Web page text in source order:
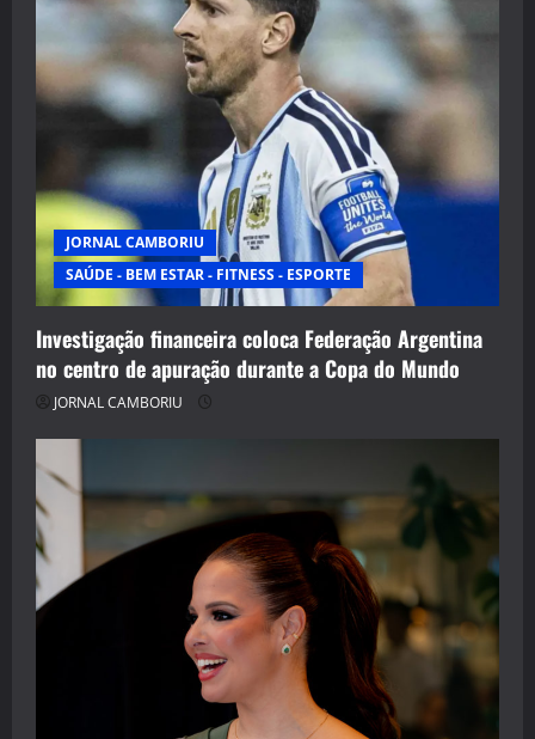
JORNAL CAMBORIU
SAÚDE - BEM ESTAR - FITNESS - ESPORTE
Investigação financeira coloca Federação Argentina
no centro de apuração durante a Copa do Mundo
JORNAL CAMBORIU